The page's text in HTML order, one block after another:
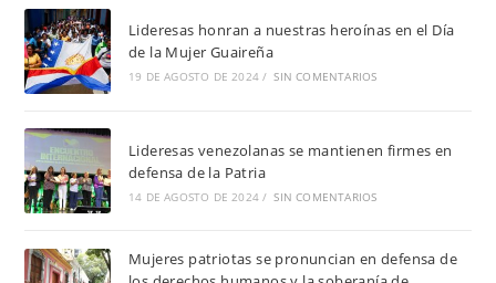
Lideresas honran a nuestras heroínas en el Día
de la Mujer Guaireña
19 DE AGOSTO DE 2024 / SIN COMENTARIOS
Lideresas venezolanas se mantienen firmes en
defensa de la Patria
14 DE AGOSTO DE 2024 / SIN COMENTARIOS
Mujeres patriotas se pronuncian en defensa de